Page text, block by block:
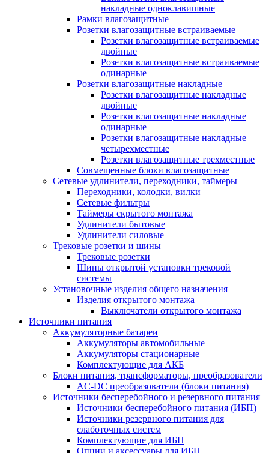
накладные одноклавишные
Рамки влагозащитные
Розетки влагозащитные встраиваемые
Розетки влагозащитные встраиваемые
двойные
Розетки влагозащитные встраиваемые
одинарные
Розетки влагозащитные накладные
Розетки влагозащитные накладные
двойные
Розетки влагозащитные накладные
одинарные
Розетки влагозащитные накладные
четырехместные
Розетки влагозащитные трехместные
Совмещенные блоки влагозащитные
Сетевые удлинители, переходники, таймеры
Переходники, колодки, вилки
Сетевые фильтры
Таймеры скрытого монтажа
Удлинители бытовые
Удлинители силовые
Трековые розетки и шины
Трековые розетки
Шины открытой установки трековой
системы
Установочные изделия общего назначения
Изделия открытого монтажа
Выключатели открытого монтажа
Источники питания
Аккумуляторные батареи
Аккумуляторы автомобильные
Аккумуляторы стационарные
Комплектующие для АКБ
Блоки питания, трансформаторы, преобразователи
AC-DC преобразователи (блоки питания)
Источники бесперебойного и резервного питания
Источники бесперебойного питания (ИБП)
Источники резервного питания для
слаботочных систем
Комплектующие для ИБП
Опции и аксессуары для ИБП